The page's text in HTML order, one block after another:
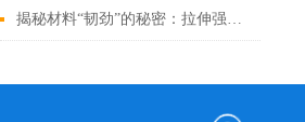
揭秘材料“韧劲”的秘密：拉伸强度试验机探秘